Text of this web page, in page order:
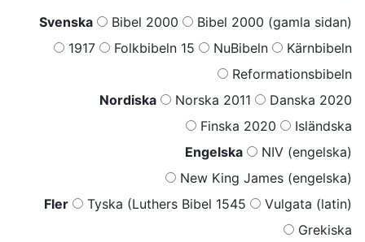
Svenska Bibel 2000
Bibel 2000 (gamla sidan)
1917
Folkbibeln 15 NuBibeln
Kärnbibeln
Reformationsbibeln
Nordiska
Norska 2011
Danska 2020
Finska 2020
Isländska
Engelska
NIV (engelska)
New King James (engelska)
Fler
Tyska (Luthers Bibel 1545
Vulgata (latin)
Grekiska